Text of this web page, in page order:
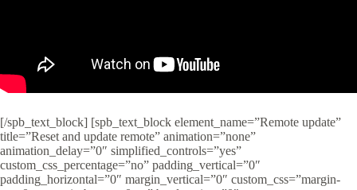
[/spb_text_block] [spb_text_block element_name=”Remote update”
title=”Reset and update remote” animation=”none”
animation_delay=”0″ simplified_controls=”yes”
custom_css_percentage=”no” padding_vertical=”0″
padding_horizontal=”0″ margin_vertical=”0″ custom_css=”margin-